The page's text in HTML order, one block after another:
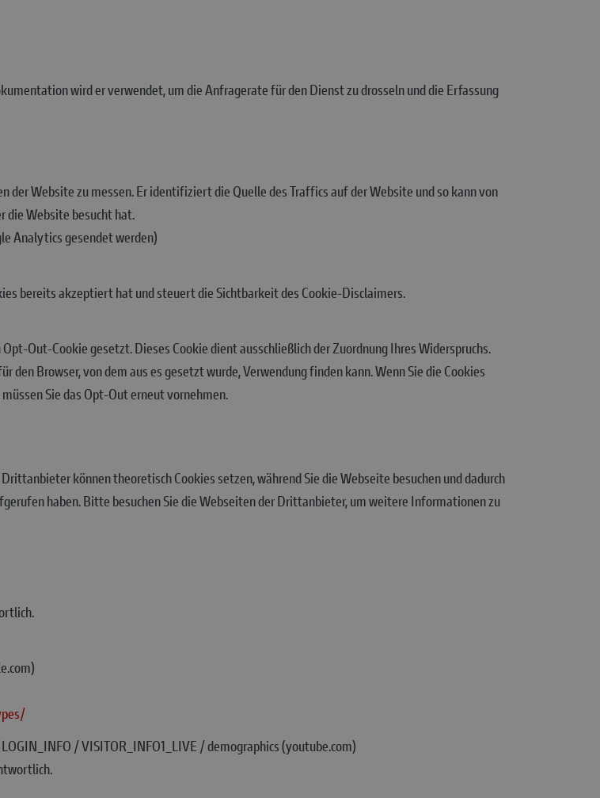
wird er verwendet, um die Anfragerate für den Dienst zu drosseln und die Erfassung
Website zu messen. Er identifiziert die Quelle des Traffics auf der Website und so kann von
die Website besucht hat.
Analytics gesendet werden)
bereits akzeptiert hat und steuert die Sichtbarkeit des Cookie-Disclaimers.
Out-Cookie gesetzt. Dieses Cookie dient ausschließlich der Zuordnung Ihres Widerspruchs.
Browser, von dem aus es gesetzt wurde, Verwendung finden kann. Wenn Sie die Cookies
Sie das Opt-Out erneut vornehmen.
können theoretisch Cookies setzen, während Sie die Webseite besuchen und dadurch
haben. Bitte besuchen Sie die Webseiten der Drittanbieter, um weitere Informationen zu
/ VISITOR_INFO1_LIVE / demographics (youtube.com)